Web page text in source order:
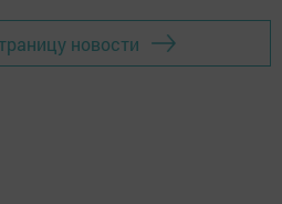
новости